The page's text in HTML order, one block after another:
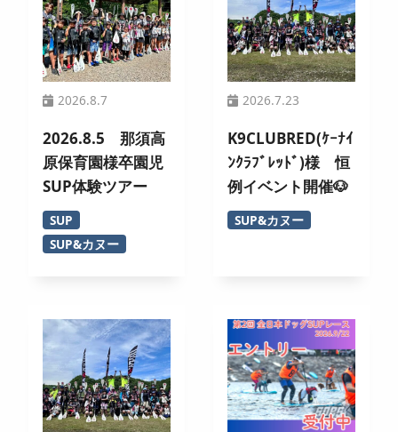
2026.8.7
2026.8.5 那須高
原保育園様卒園児
SUP体験ツアー
SUP
SUP&カヌー
2026.7.23
K9CLUBRED(ｹｰﾅｲ
ﾝｸﾗﾌﾞﾚｯﾄﾞ)様 恒
例イベント開催🐶
SUP&カヌー